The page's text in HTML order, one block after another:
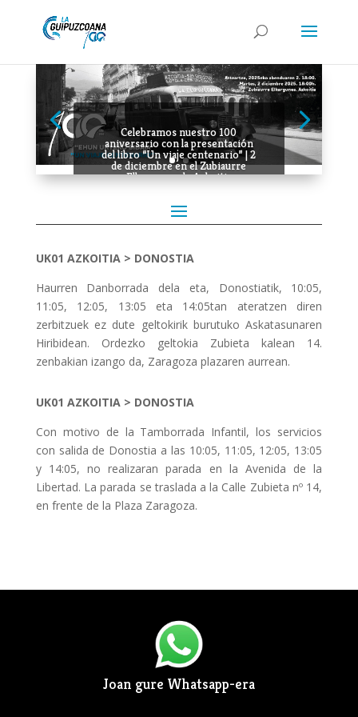
Celebramos nuestro 100
aniversario con la presentación
del libro “Un viaje centenario” | 2
de diciembre en el Zubiaurre
Elkargunea de Azkoitia
UK01 AZKOITIA > DONOSTIA
Haurren Danborrada dela eta, Donostiatik, 10:05,
11:05, 12:05, 13:05 eta 14:05tan ateratzen diren
zerbitzuek ez dute geltokirik burutuko Askatasunaren
Hiribidean. Ordezko geltokia Zubieta kalean 14.
zenbakian izango da, Zaragoza plazaren aurrean.
UK01 AZKOITIA > DONOSTIA
Con motivo de la Tamborrada Infantil, los servicios
con salida de Donostia a las 10:05, 11:05, 12:05, 13:05
y 14:05, no realizaran parada en la Avenida de la
Libertad. La parada se traslada a la Calle Zubieta nº 14,
en frente de la Plaza Zaragoza.
Joan gure Whatsapp-era